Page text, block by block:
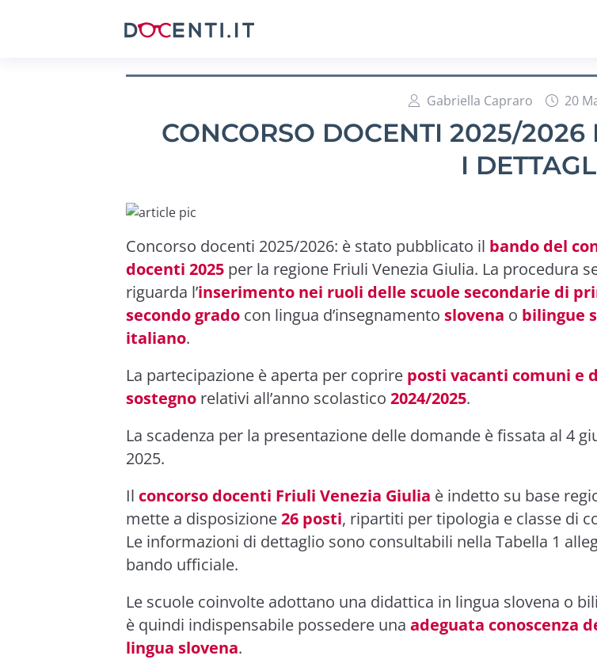
Gabriella Capraro 20
CONCORSO DOCENTI 2025/2026
I
Concorso docenti 2025/2026: è stato pubblicato il bando del
docenti 2025 per la regione Friuli Venezia Giulia. La procedura
riguarda l’inserimento nei ruoli delle scuole secondarie di
secondo grado con lingua d’insegnamento slovena o bilingue
italiano.
La partecipazione è aperta per coprire posti vacanti comuni e
sostegno relativi all’anno scolastico 2024/2025.
La scadenza per la presentazione delle domande è fissata al 4
2025.
Il concorso docenti Friuli Venezia Giulia è indetto su base
mette a disposizione26 posti, ripartiti per tipologia e classe di
Le informazioni di dettaglio sono consultabili nella Tabella 1
bando ufficiale.
Le scuole coinvolte adottano una didattica in lingua slovena o
è quindi indispensabile possedere una adeguata conoscenza
lingua slovena.